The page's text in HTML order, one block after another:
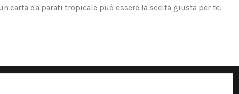
carta da parati tropicale può essere la scelta giusta per te.